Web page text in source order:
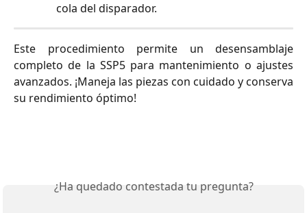
cola del disparador.
Este procedimiento permite un desensamblaje
completo de la SSP5 para mantenimiento o ajustes
avanzados. ¡Maneja las piezas con cuidado y conserva
su rendimiento óptimo!
¿Ha quedado contestada tu pregunta?